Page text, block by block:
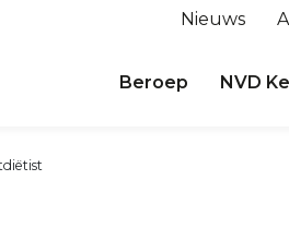
Nieuws
Beroep NVD